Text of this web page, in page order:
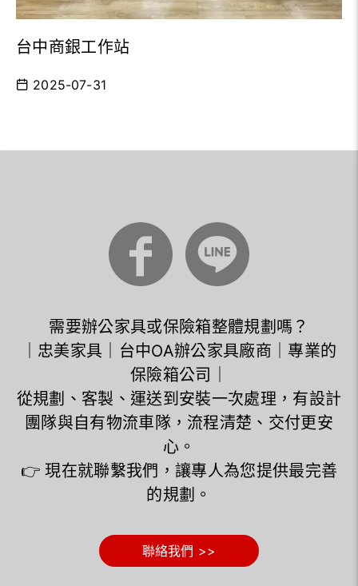
台中商銀工作站
2025-07-31
需要辦公家具或保險箱整體規劃嗎？
｜忠美家具｜台中OA辦公家具廠商｜專業的
保險箱公司｜
從規劃、客製、運送到安裝一次處理，有設計
團隊與自有物流車隊，流程清楚、交付更安
心。
👉 現在就聯繫我們，讓專人為您提供最完善
的規劃。
聯絡我們 >>